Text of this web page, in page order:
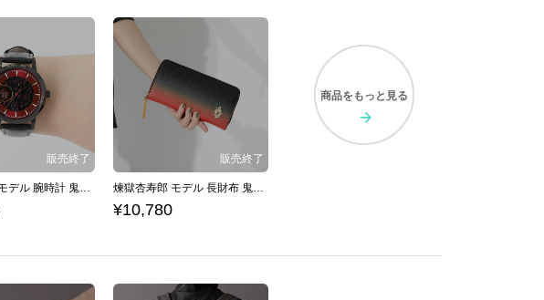
煉獄杏寿郎 モデル 腕時計 鬼滅の刃 煉獄杏寿郎 モデル 長財布 鬼滅の刃
¥10,780
商品を もっと見る